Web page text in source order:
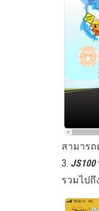
สามาร
3. JS100
รวมไป